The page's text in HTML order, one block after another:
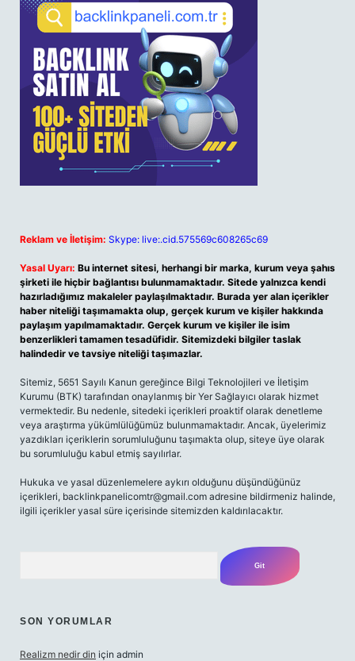
Reklam ve İletişim: Skype: live:.cid.575569c608265c69
Yasal Uyarı: Bu internet sitesi, herhangi bir marka, kurum veya şahıs
şirketi ile hiçbir bağlantısı bulunmamaktadır. Sitede yalnızca kendi
hazırladığımız makaleler paylaşılmaktadır. Burada yer alan içerikler
haber niteliği taşımamakta olup, gerçek kurum ve kişiler hakkında
paylaşım yapılmamaktadır. Gerçek kurum ve kişiler ile isim
benzerlikleri tamamen tesadüfidir. Sitemizdeki bilgiler taslak
halindedir ve tavsiye niteliği taşımazlar.
Sitemiz, 5651 Sayılı Kanun gereğince Bilgi Teknolojileri ve İletişim
Kurumu (BTK) tarafından onaylanmış bir Yer Sağlayıcı olarak hizmet
vermektedir. Bu nedenle, sitedeki içerikleri proaktif olarak denetleme
veya araştırma yükümlülüğümüz bulunmamaktadır. Ancak, üyelerimiz
yazdıkları içeriklerin sorumluluğunu taşımakta olup, siteye üye olarak
bu sorumluluğu kabul etmiş sayılırlar.
Hukuka ve yasal düzenlemelere aykırı olduğunu düşündüğünüz
içerikleri, backlinkpanelicomtr@gmail.com adresine bildirmeniz halinde,
ilgili içerikler yasal süre içerisinde sitemizden kaldırılacaktır.
SON YORUMLAR
Realizm nedir din için admin